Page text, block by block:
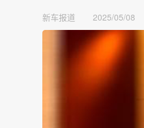
新车报道 2025/05/08